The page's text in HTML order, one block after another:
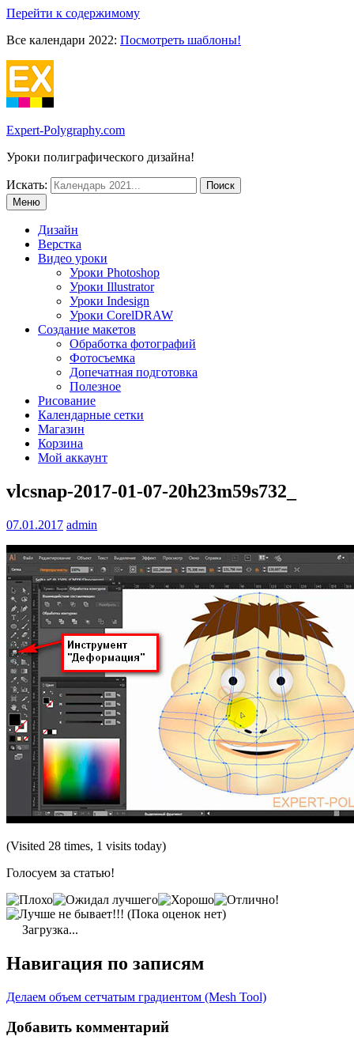
Перейти к содержимому
Все календари 2022: Посмотреть шаблоны!
Expert-Polygraphy.com
Уроки полиграфического дизайна!
Искать:
Меню
Дизайн
Верстка
Видео уроки
Уроки Photoshop
Уроки Illustrator
Уроки Indesign
Уроки CorelDRAW
Создание макетов
Обработка фотографий
Фотосъемка
Допечатная подготовка
Полезное
Рисование
Календарные сетки
Магазин
Корзина
Мой аккаунт
vlcsnap-2017-01-07-20h23m59s732_
07.01.2017 admin
(Visited 28 times, 1 visits today)
Голосуем за статью!
(Пока оценок нет)
Загрузка...
Навигация по записям
Делаем объем сетчатым градиентом (Mesh Tool)
Добавить комментарий